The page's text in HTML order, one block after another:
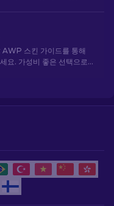
AWP 스킨 가이드를 통해
요. 가성비 좋은 선택으로